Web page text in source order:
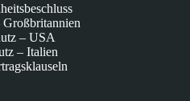
Großbritannien
– USA
– Italien